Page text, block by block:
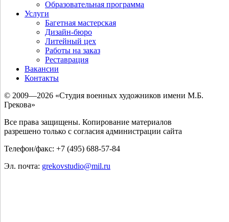
Образовательная программа
Услуги
Багетная мастерская
Дизайн-бюро
Литейный цех
Работы на заказ
Реставрация
Вакансии
Контакты
© 2009—2026 «Студия военных художников имени М.Б.
Грекова»
Все права защищены. Копирование материалов
разрешено только с согласия администрации сайта
Телефон/факс: +7 (495) 688-57-84
Эл. почта: grekovstudio@mil.ru